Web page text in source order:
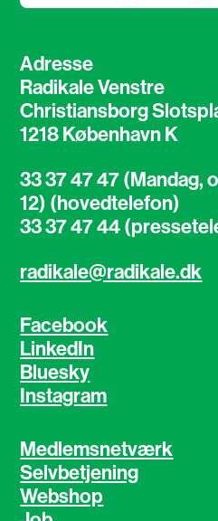
Adresse
Radikale Venstre
Christiansborg
1218 København K
33 37 47 47 (Mandag,
12) (hovedtelefon)
33 37 47 44
radikale@radikale.dk
Facebook
LinkedIn
Bluesky
Instagram
Medlemsnetværk
Selvbetjening
Webshop